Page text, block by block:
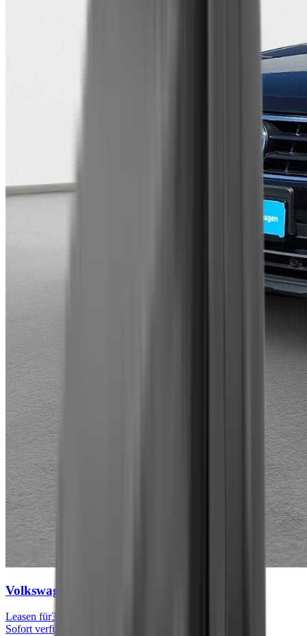
Volkswagen Tiguan
Leasen für301 € mtl.
Sofort verfügbar